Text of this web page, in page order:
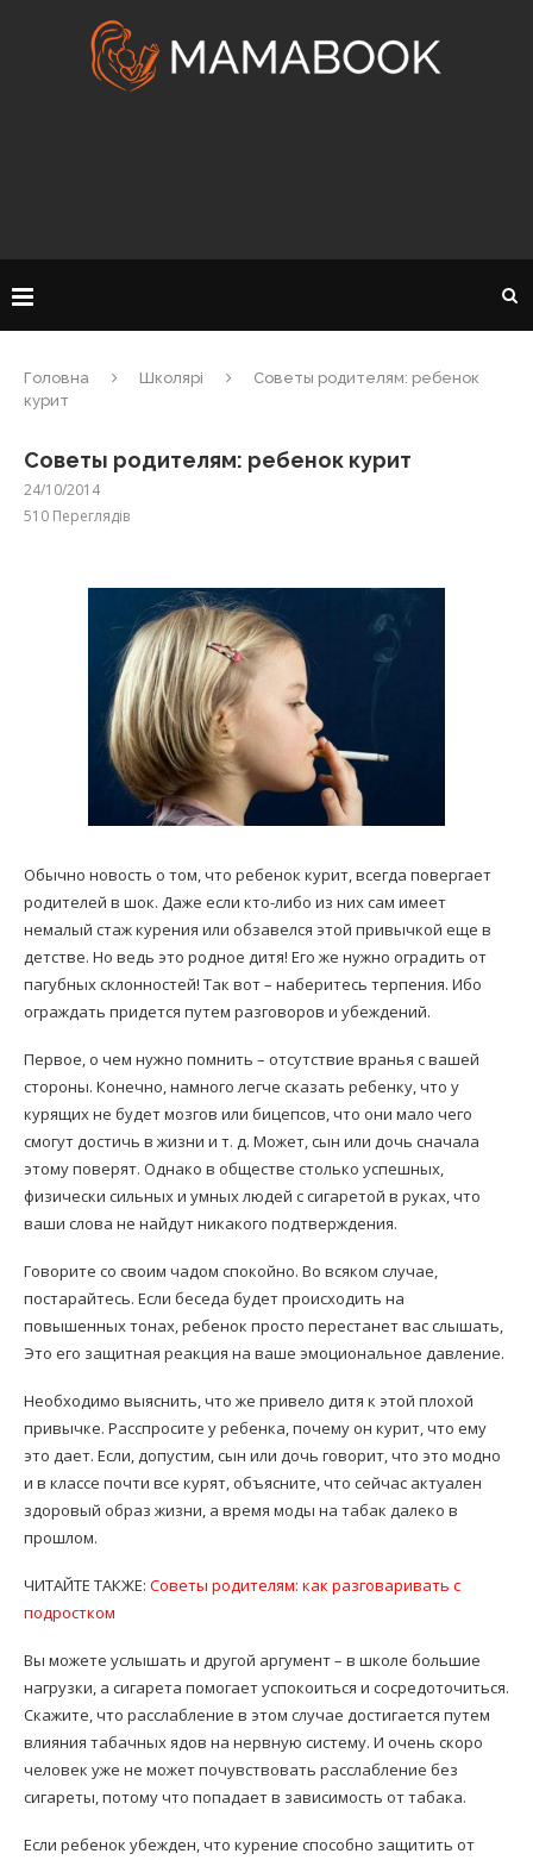
Головна Школярі
Советы родителям: ребенок
курит
Советы родителям: ребенок курит
24/10/2014
510 Переглядів
Обычно новость о том, что ребенок курит, всегда повергает
родителей в шок. Даже если кто-либо из них сам имеет
немалый стаж курения или обзавелся этой привычкой еще в
детстве. Но ведь это родное дитя! Его же нужно оградить от
пагубных склонностей! Так вот – наберитесь терпения. Ибо
ограждать придется путем разговоров и убеждений.
Первое, о чем нужно помнить – отсутствие вранья с вашей
стороны. Конечно, намного легче сказать ребенку, что у
курящих не будет мозгов или бицепсов, что они мало чего
смогут достичь в жизни и т. д. Может, сын или дочь сначала
этому поверят. Однако в обществе столько успешных,
физически сильных и умных людей с сигаретой в руках, что
ваши слова не найдут никакого подтверждения.
Говорите со своим чадом спокойно. Во всяком случае,
постарайтесь. Если беседа будет происходить на
повышенных тонах, ребенок просто перестанет вас слышать,
Это его защитная реакция на ваше эмоциональное давление.
Необходимо выяснить, что же привело дитя к этой плохой
привычке. Расспросите у ребенка, почему он курит, что ему
это дает. Если, допустим, сын или дочь говорит, что это модно
и в классе почти все курят, объясните, что сейчас актуален
здоровый образ жизни, а время моды на табак далеко в
прошлом.
ЧИТАЙТЕ ТАКЖЕ: Советы родителям: как разговаривать с
подростком
Вы можете услышать и другой аргумент – в школе большие
нагрузки, а сигарета помогает успокоиться и сосредоточиться.
Скажите, что расслабление в этом случае достигается путем
влияния табачных ядов на нервную систему. И очень скоро
человек уже не может почувствовать расслабление без
сигареты, потому что попадает в зависимость от табака.
Если ребенок убежден, что курение способно защитить от